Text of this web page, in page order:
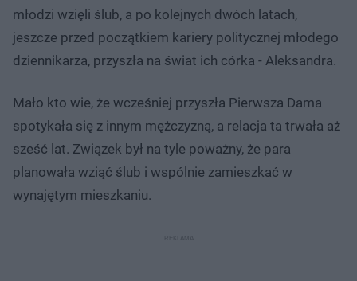
młodzi wzięli ślub, a po kolejnych dwóch latach,
jeszcze przed początkiem kariery politycznej młodego
dziennikarza, przyszła na świat ich córka - Aleksandra.
Mało kto wie, że wcześniej przyszła Pierwsza Dama
spotykała się z innym mężczyzną, a relacja ta trwała aż
sześć lat. Związek był na tyle poważny, że para
planowała wziąć ślub i wspólnie zamieszkać w
wynajętym mieszkaniu.